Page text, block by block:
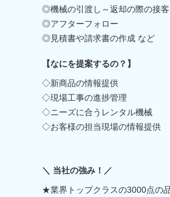
◎機械の引渡し～返却の際の接客
◎アフターフォロー
◎見積書や請求書の作成 など
【なにを提案するの？】
◇新商品の情報提供
◇現場工事の進捗管理
◇ニーズに合うレンタル機械
◇お客様の担当現場の情報提供
＼ 当社の強み！／
★業界トップクラスの3000点の